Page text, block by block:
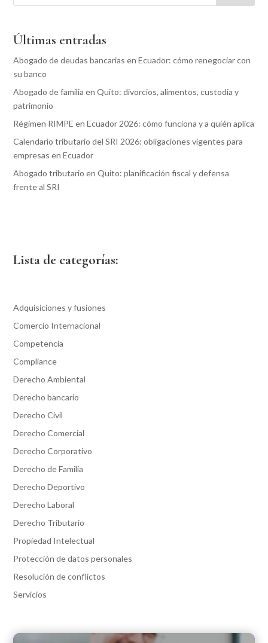
Últimas entradas
Abogado de deudas bancarias en Ecuador: cómo renegociar con
su banco
Abogado de familia en Quito: divorcios, alimentos, custodia y
patrimonio
Régimen RIMPE en Ecuador 2026: cómo funciona y a quién aplica
Calendario tributario del SRI 2026: obligaciones vigentes para
empresas en Ecuador
Abogado tributario en Quito: planificación fiscal y defensa
frente al SRI
Lista de categorías:
Adquisiciones y fusiones
Comercio Internacional
Competencia
Compliance
Derecho Ambiental
Derecho bancario
Derecho Civil
Derecho Comercial
Derecho Corporativo
Derecho de Familia
Derecho Deportivo
Derecho Laboral
Derecho Tributario
Propiedad Intelectual
Protección de datos personales
Resolución de conflictos
Servicios